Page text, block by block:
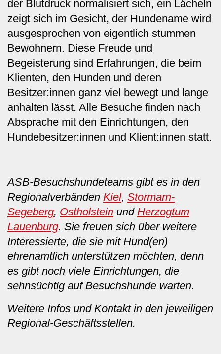
der Blutdruck normalisiert sich, ein Lächeln
zeigt sich im Gesicht, der Hundename wird
ausgesprochen von eigentlich stummen
Bewohnern. Diese Freude und
Begeisterung sind Erfahrungen, die beim
Klienten, den Hunden und deren
Besitzer:innen ganz viel bewegt und lange
anhalten lässt. Alle Besuche finden nach
Absprache mit den Einrichtungen, den
Hundebesitzer:innen und Klient:innen statt.
ASB-Besuchshundeteams gibt es in den
Regionalverbänden Kiel, Stormarn-
Segeberg, Ostholstein und Herzogtum
Lauenburg. Sie freuen sich über weitere
Interessierte, die sie mit Hund(en)
ehrenamtlich unterstützen möchten, denn
es gibt noch viele Einrichtungen, die
sehnsüchtig auf Besuchshunde warten.
Weitere Infos und Kontakt in den jeweiligen
Regional-Geschäftsstellen.